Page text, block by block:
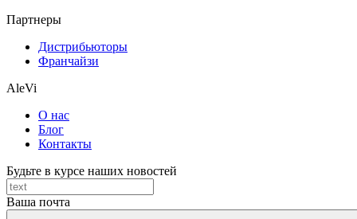
Партнеры
Дистрибьюторы
Франчайзи
AleVi
О нас
Блог
Контакты
Будьте в курсе наших новостей
Ваша почта